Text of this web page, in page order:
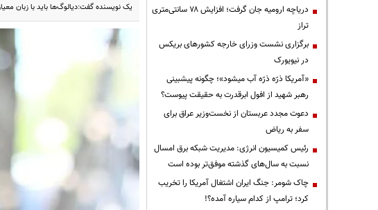
یک نویسنده گفت:دیالوگ‌ها باید با زبان
دریاچه ارومیه جان گرفت؛ افزایش ۷۸ سانتی‌متری
تراز
برگزاری نشست وزرای خارجه کشورهای بریکس
در نیویورک
«آمریکا ذرّه ذرّه آب میشود»؛ چگونه پیشبینی
رهبر شهید از افول ابرقدرت به حقیقت پیوست؟
دعوت مجدد عربستان از نخست‌وزیر عراق برای
سفر به ریاض
رئیس کمیسیون انرژی: مدیریت شبکه برق امسال
نسبت به سال‌های گذشته موفق‌تر بوده است
چاک شومر: جنگ ایران اشتغال آمریکا را تخریب
کرد؛ ترامپ از کدام سیاره آمده؟!